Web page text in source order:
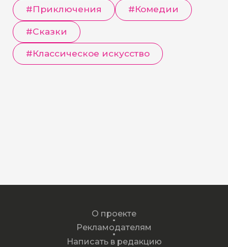
#Приключения #Комедии
#Сказки
#Классическое искусство
О проекте
Рекламодателям
Написать в редакцию